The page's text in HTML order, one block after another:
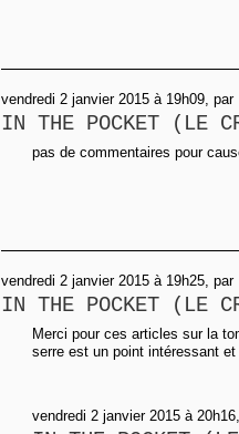
vendredi 2 janvier 2015 à 19h09, par
IN THE POCKET (LE
pas de commentaires pour
vendredi 2 janvier 2015 à 19h25, par
IN THE POCKET (LE
Merci pour ces articles sur la
serre est un point intéressant
vendredi 2 janvier 2015 à